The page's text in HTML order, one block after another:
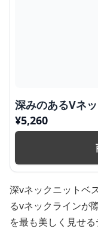
深みのあるVネ
¥5,260
深vネックニットベ
るvネックラインが
を最も美しく見せる